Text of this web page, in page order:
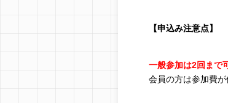
【申込み注意点】
一般参加は2回まで
会員の方は参加費